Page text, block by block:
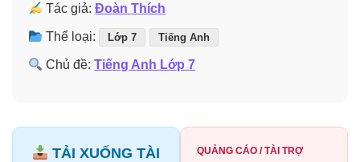
Tác giả:Đoàn Thích
Thể loại: Lớp 7 Tiếng Anh
Chủ đề:Tiếng Anh Lớp 7
TẢI XUỐNG TÀI
QUẢNG CÁO / TÀI TRỢ